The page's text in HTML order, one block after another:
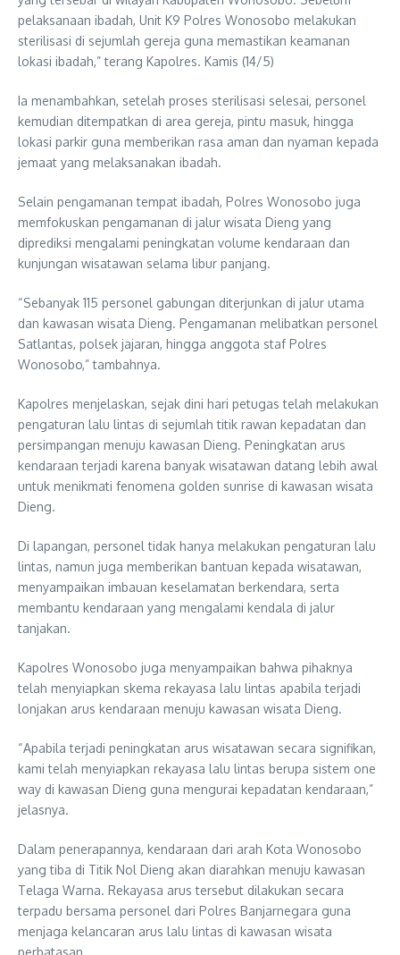
pelaksanaan ibadah, Unit K9 Polres Wonosobo melakukan
sterilisasi di sejumlah gereja guna memastikan keamanan
lokasi ibadah,” terang Kapolres. Kamis (14/5)
Ia menambahkan, setelah proses sterilisasi selesai, personel
kemudian ditempatkan di area gereja, pintu masuk, hingga
lokasi parkir guna memberikan rasa aman dan nyaman kepada
jemaat yang melaksanakan ibadah.
Selain pengamanan tempat ibadah, Polres Wonosobo juga
memfokuskan pengamanan di jalur wisata Dieng yang
diprediksi mengalami peningkatan volume kendaraan dan
kunjungan wisatawan selama libur panjang.
“Sebanyak 115 personel gabungan diterjunkan di jalur utama
dan kawasan wisata Dieng. Pengamanan melibatkan personel
Satlantas, polsek jajaran, hingga anggota staf Polres
Wonosobo,” tambahnya.
Kapolres menjelaskan, sejak dini hari petugas telah melakukan
pengaturan lalu lintas di sejumlah titik rawan kepadatan dan
persimpangan menuju kawasan Dieng. Peningkatan arus
kendaraan terjadi karena banyak wisatawan datang lebih awal
untuk menikmati fenomena golden sunrise di kawasan wisata
Dieng.
Di lapangan, personel tidak hanya melakukan pengaturan lalu
lintas, namun juga memberikan bantuan kepada wisatawan,
menyampaikan imbauan keselamatan berkendara, serta
membantu kendaraan yang mengalami kendala di jalur
tanjakan.
Kapolres Wonosobo juga menyampaikan bahwa pihaknya
telah menyiapkan skema rekayasa lalu lintas apabila terjadi
lonjakan arus kendaraan menuju kawasan wisata Dieng.
“Apabila terjadi peningkatan arus wisatawan secara signifikan,
kami telah menyiapkan rekayasa lalu lintas berupa sistem one
way di kawasan Dieng guna mengurai kepadatan kendaraan,”
jelasnya.
Dalam penerapannya, kendaraan dari arah Kota Wonosobo
yang tiba di Titik Nol Dieng akan diarahkan menuju kawasan
Telaga Warna. Rekayasa arus tersebut dilakukan secara
terpadu bersama personel dari Polres Banjarnegara guna
menjaga kelancaran arus lalu lintas di kawasan wisata
perbatasan.